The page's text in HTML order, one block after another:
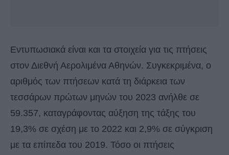
Εντυπωσιακά είναι και τα στοιχεία για τις πτήσεις
στον Διεθνή Αερολιμένα Αθηνών. Συγκεκριμένα, ο
αριθμός των πτήσεων κατά τη διάρκεια των
τεσσάρων πρώτων μηνών του 2023 ανήλθε σε
59.357, καταγράφοντας αύξηση της τάξης του
19,3% σε σχέση με το 2022 και 2,9% σε σύγκριση
με τα επίπεδα του 2019. Τόσο οι πτήσεις